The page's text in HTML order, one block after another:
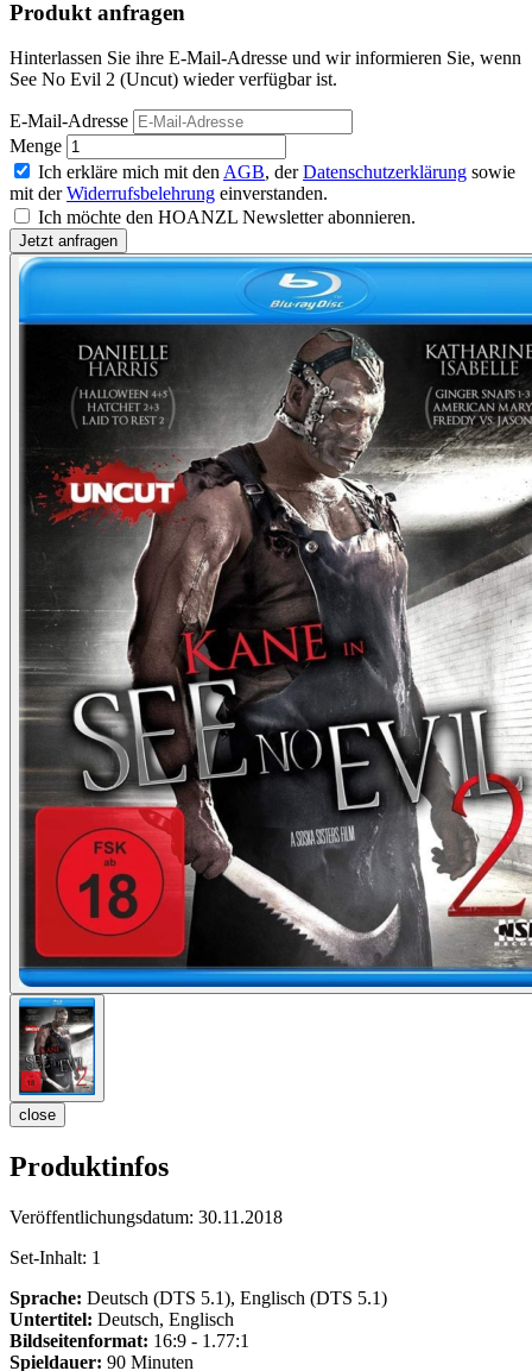
Produkt anfragen
Hinterlassen Sie ihre E-Mail-Adresse und wir informieren Sie, wenn
See No Evil 2 (Uncut) wieder verfügbar ist.
E-Mail-Adresse
Menge
Ich erkläre mich mit den AGB, derDatenschutzerklärung sowie
mit derWiderrufsbelehrung einverstanden.
Ich möchte den HOANZL Newsletter abonnieren.
close
Produktinfos
Veröffentlichungsdatum: 30.11.2018
Set-Inhalt: 1
Sprache: Deutsch (DTS 5.1), Englisch (DTS 5.1)
Untertitel: Deutsch, Englisch
Bildseitenformat: 16:9 - 1.77:1
Spieldauer: 90 Minuten